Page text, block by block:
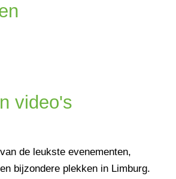
video's
de leukste evenementen,
bijzondere plekken in Limburg.